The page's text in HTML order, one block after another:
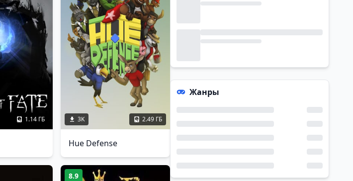
1.14 ГБ 3K 2.49 ГБ
Hue Defense
8.9
Жанры